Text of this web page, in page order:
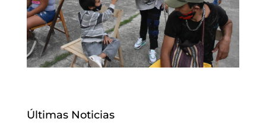
Últimas Noticias